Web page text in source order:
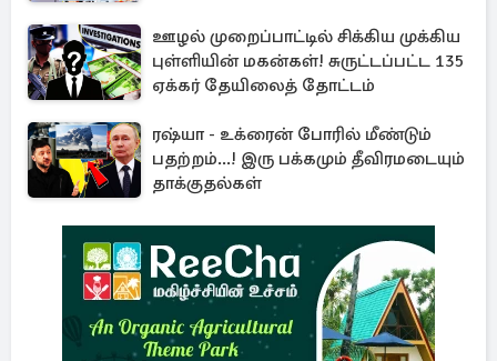
ஊழல் முறைப்பாட்டில் சிக்கிய முக்கிய
புள்ளியின் மகன்கள்! சுருட்டப்பட்ட 135
ஏக்கர் தேயிலைத் தோட்டம்
ரஷ்யா - உக்ரைன் போரில் மீண்டும்
பதற்றம்...! இரு பக்கமும் தீவிரமடையும்
தாக்குதல்கள்